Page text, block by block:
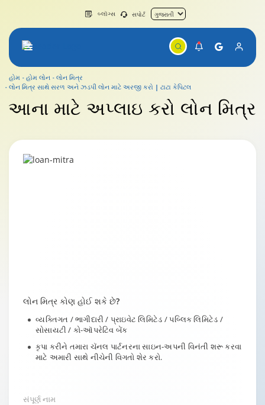
બ્લૉગ્સ સપોર્ટ
હોમ હોમ લોન
લોન મિત્ર
લોન મિત્ર સાથે સરળ અને ઝડપી લોન માટે અરજી કરો | ટાટા કેપિટલ
આના માટે અપ્લાઇ કરો લોન મિત્ર
લોન મિત્ર કોણ હોઈ શકે છે?
વ્યક્તિગત / ભાગીદારી / પ્રાઇવેટ લિમિટેડ / પબ્લિક લિમિટેડ /
સોસાયટી / કો-ઑપરેટિવ બેંક
કૃપા કરીને તમારા ચૅનલ પાર્ટનરના સાઇન-અપની વિનંતી શરૂ કરવા
માટે અમારી સાથે નીચેની વિગતો શેર કરો.
સંપૂર્ણ નામ